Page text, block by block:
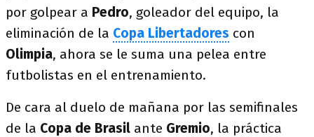
por golpear a Pedro, goleador del equipo, la
eliminación de la Copa Libertadores con
Olimpia, ahora se le suma una pelea entre
futbolistas en el entrenamiento.
De cara al duelo de mañana por las semifinales
de la Copa de Brasil ante Gremio, la práctica